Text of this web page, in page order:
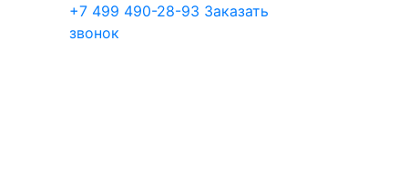
+7 499 490-28-93 Заказать
звонок